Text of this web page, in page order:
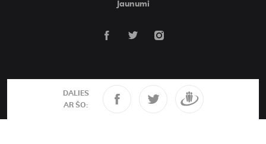
DALIES
AR ŠO:
Jaunumi